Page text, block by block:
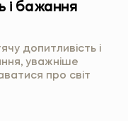
і бажання
допитливість і
уважніше
про світ